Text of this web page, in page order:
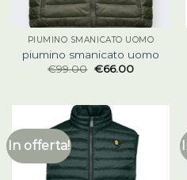
PIUMINO SMANICATO UOMO
piumino smanicato uomo
€99.00 €66.00
In offerta!